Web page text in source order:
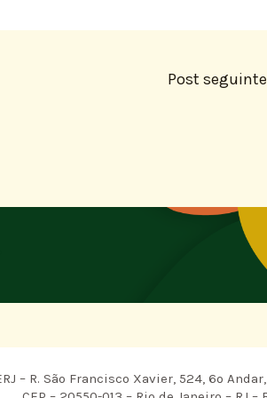
Post seguinte
– R. São Francisco Xavier, 524, 6º Andar,